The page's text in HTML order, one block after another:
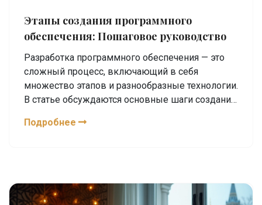
Этапы создания программного
обеспечения: Пошаговое руководство
Разработка программного обеспечения — это
сложный процесс, включающий в себя
множество этапов и разнообразные технологии.
В статье обсуждаются основные шаги создания
требований и заканчивая тестированием и
факты и советы помогут лучше понять, как
взаимодействуют команды разработчиков для
Подробнее